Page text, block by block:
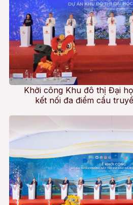
Khởi công Khu đô thị Đại
kết nối đa điểm cầu